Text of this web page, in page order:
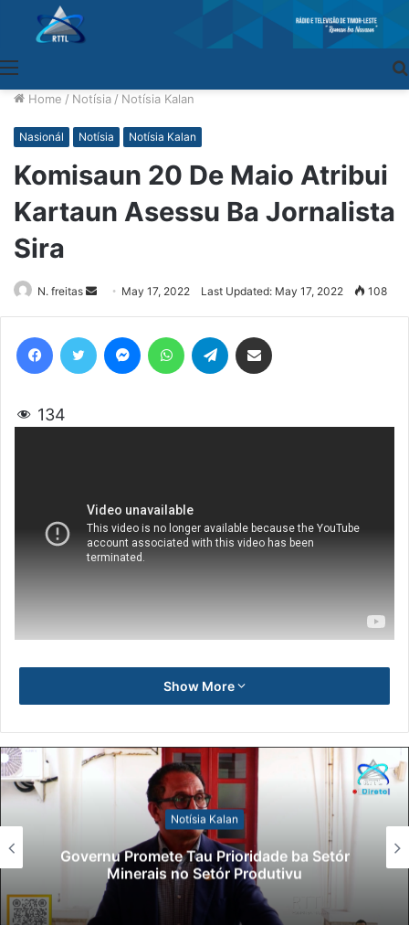
Home / Notísia / Notísia Kalan
Nasionál Notísia Notísia Kalan
Komisaun 20 De Maio Atribui
Kartaun Asessu Ba Jornalista
Sira
N. freitas
Send
an
email
May 17, 2022 Last Updated: May 17, 2022 108
134
Show More
Notísia Kalan
Governu Promete Tau Prioridade ba Setór
Minerais no Setór Produtivu